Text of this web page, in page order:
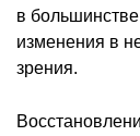
в
изменения в
зрения.